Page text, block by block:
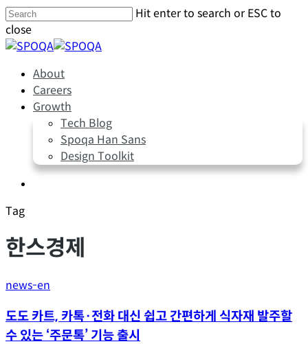
Skip
to
main
Hit enter to search or ESC to
close
Close
MenuAbout
Careers
Growth
Tech Blog
Spoqa Han Sans
Design Toolkit
Tag
한스경제
news-en
도도 카트, 카톡·전화 대신 쉽고 간편하게 식자재 발주할
수 있는 ‘주문톡’ 기능 출시